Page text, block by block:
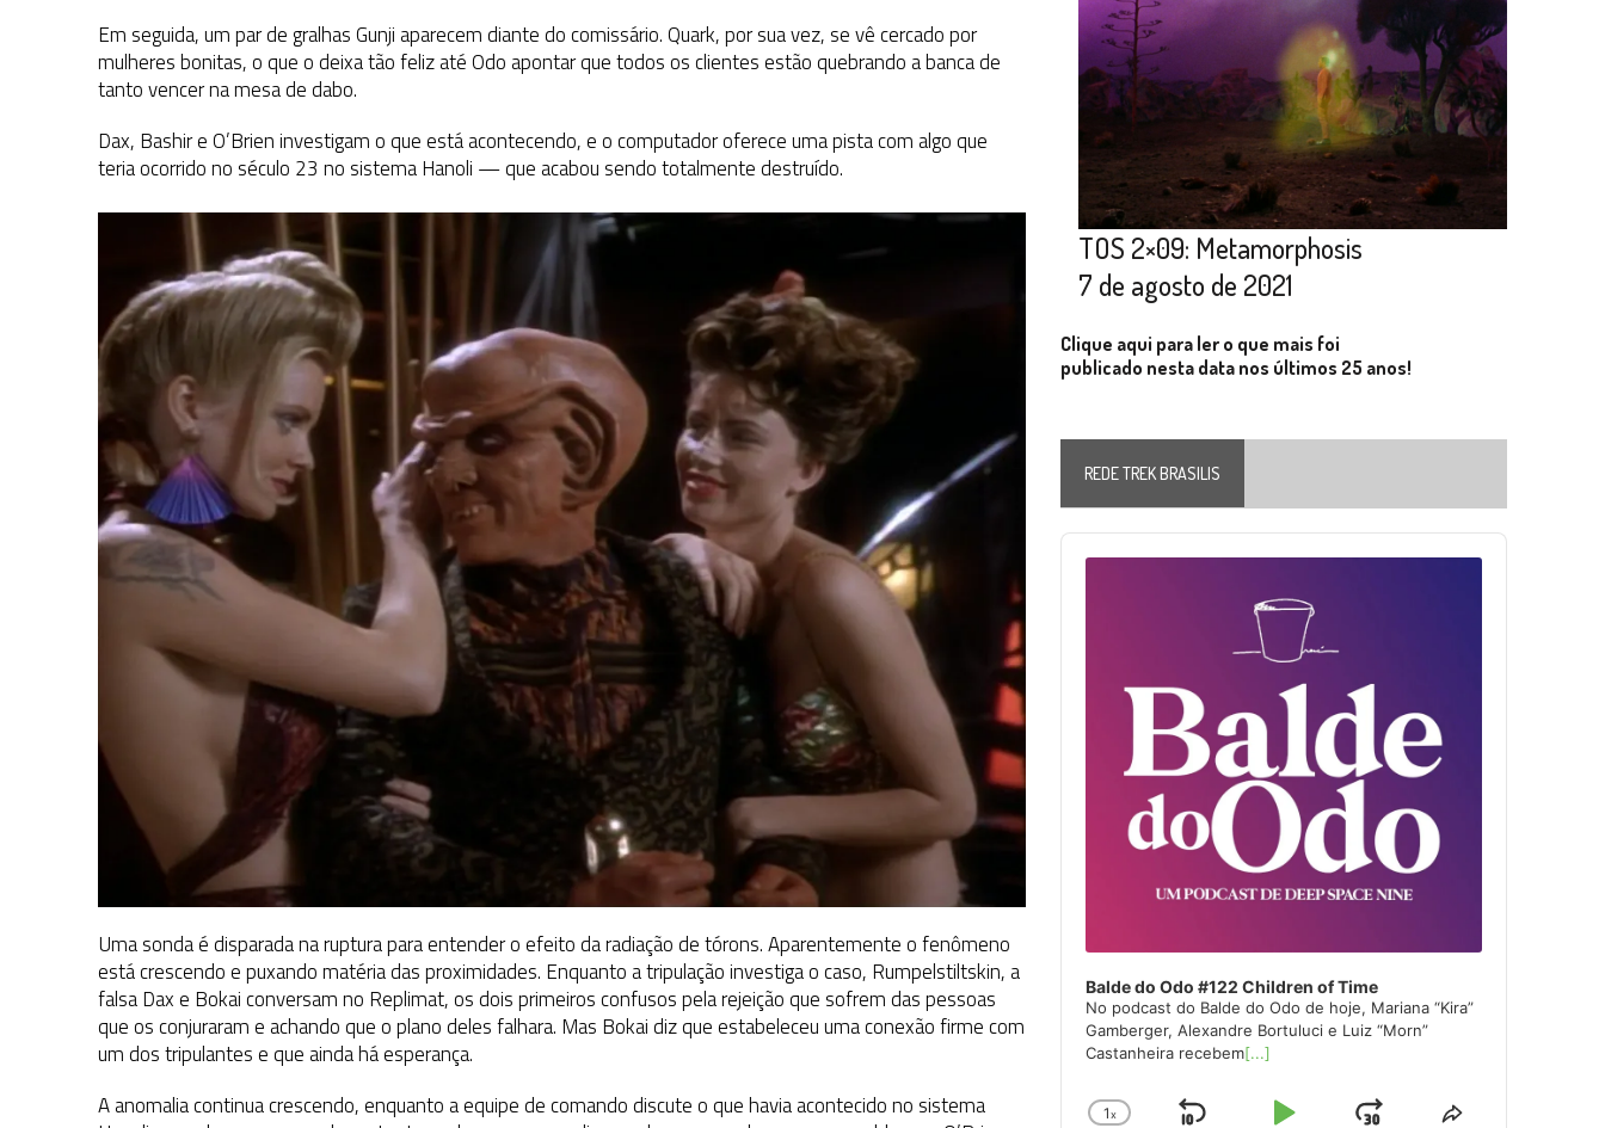
Em seguida, um par de gralhas Gunji aparecem diante do comissário. Quark, por sua vez, se vê cercado por
mulheres bonitas, o que o deixa tão feliz até Odo apontar que todos os clientes estão quebrando a banca de
tanto vencer na mesa de dabo.
Dax, Bashir e O’Brien investigam o que está acontecendo, e o computador oferece uma pista com algo que
teria ocorrido no século 23 no sistema Hanoli — que acabou sendo totalmente destruído.
Uma sonda é disparada na ruptura para entender o efeito da radiação de tórons. Aparentemente o fenômeno
está crescendo e puxando matéria das proximidades. Enquanto a tripulação investiga o caso, Rumpelstiltskin, a
falsa Dax e Bokai conversam no Replimat, os dois primeiros confusos pela rejeição que sofrem das pessoas
que os conjuraram e achando que o plano deles falhara. Mas Bokai diz que estabeleceu uma conexão firme com
um dos tripulantes e que ainda há esperança.
A anomalia continua crescendo, enquanto a equipe de comando discute o que havia acontecido no sistema
TOS 2×09: Metamorphosis
7 de agosto de 2021
Clique aqui para ler o que mais foi
publicado nesta data nos últimos 25 anos!
REDE TREK BRASILIS
Audio
Player
Balde do Odo #122 Children of Time
No podcast do Balde do Odo de hoje, Mariana “Kira”
Gamberger, Alexandre Bortuluci e Luiz “Morn”
Castanheira recebem[...]
1x